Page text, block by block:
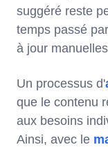
suggéré reste
temps passé
à jour
Un processus d'
que le contenu
aux besoins
Ainsi, avec le